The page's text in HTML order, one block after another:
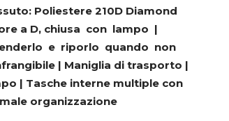
Poliestere 210D Diamond
a D, chiusa con lampo |
e riporlo quando non
| Maniglia di trasporto |
| Tasche interne multiple con
organizzazione